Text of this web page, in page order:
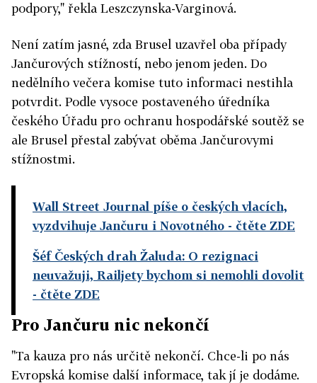
podpory," řekla Leszczynska-Varginová.
Není zatím jasné, zda Brusel uzavřel oba případy
Jančurových stížností, nebo jenom jeden. Do
nedělního večera komise tuto informaci nestihla
potvrdit. Podle vysoce postaveného úředníka
českého Úřadu pro ochranu hospodářské soutěž se
ale Brusel přestal zabývat oběma Jančurovymi
stížnostmi.
Wall Street Journal píše o českých vlacích,
vyzdvihuje Jančuru i Novotného - čtěte ZDE
Šéf Českých drah Žaluda: O rezignaci
neuvažuji, Railjety bychom si nemohli dovolit
- čtěte ZDE
Pro Jančuru nic nekončí
"Ta kauza pro nás určitě nekončí. Chce-li po nás
Evropská komise další informace, tak jí je dodáme.